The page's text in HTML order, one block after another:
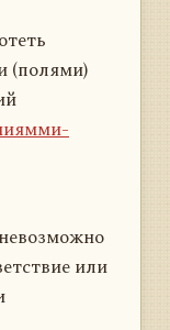
(полями)
или